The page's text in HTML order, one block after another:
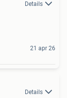
Details
21 apr 26
Details